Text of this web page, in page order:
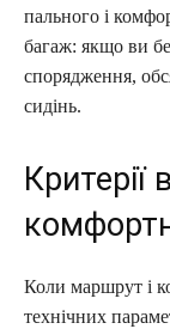
пального і
багаж: якщо ви
спорядження,
сидінь.
Коли маршрут і
технічних